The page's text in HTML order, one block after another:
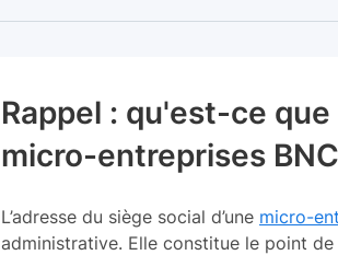
Rappel : qu'est-ce
micro-entreprises
L’adresse du siège social d’une micro-
administrative. Elle constitue le point